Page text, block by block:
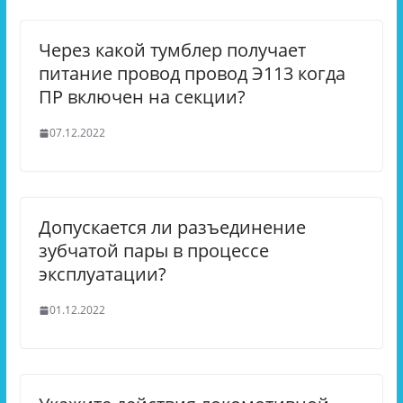
Через какой тумблер получает
питание провод провод Э113 когда
ПР включен на секции?
07.12.2022
Допускается ли разъединение
зубчатой пары в процессе
эксплуатации?
01.12.2022